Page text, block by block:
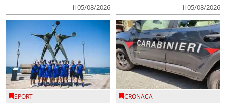
il 05/08/2026 il 05/08/2026
SPORT CRONACA